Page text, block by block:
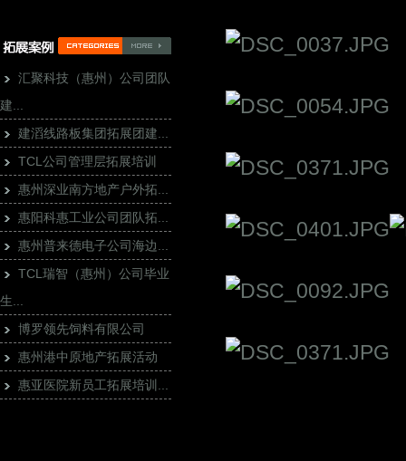
汇聚科技（惠州）公司团队
建...
建滔线路板集团拓展团建...
TCL公司管理层拓展培训
惠州深业南方地产户外拓...
惠阳科惠工业公司团队拓...
惠州普来德电子公司海边...
TCL瑞智（惠州）公司毕业
生...
博罗领先饲料有限公司
惠州港中原地产拓展活动
惠亚医院新员工拓展培训...